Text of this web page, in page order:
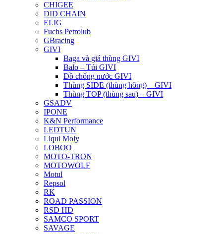
CHIGEE
DID CHAIN
ELIG
Fuchs Petrolub
GBracing
GIVI
Baga và giá thùng GIVI
Balo – Túi GIVI
Đồ chống nước GIVI
Thùng SIDE (thùng hông) – GIVI
Thùng TOP (thùng sau) – GIVI
GSADV
IPONE
K&N Performance
LEDTUN
Liqui Moly
LOBOO
MOTO-TRON
MOTOWOLF
Motul
Repsol
RK
ROAD PASSION
RSD HD
SAMCO SPORT
SAVAGE